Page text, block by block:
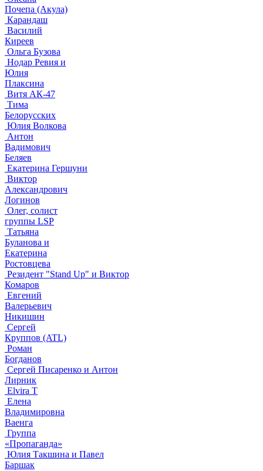
Почепа (Акула)
Карандаш
Василий
Киреев
Ольга Бузова
Нодар Ревия и
Юлия
Плаксина
Витя АК-47
Тима
Белорусских
Юлия Волкова
Антон
Вадимович
Беляев
Екатерина Гершуни
Виктор
Александрович
Логинов
Олег, солист
группы LSP
Татьяна
Буланова и
Екатерина
Ростовцева
Резидент "Stand Up" и Виктор
Комаров
Евгений
Валерьевич
Никишин
Сергей
Круппов (ATL)
Роман
Богданов
Сергей Писаренко и Антон
Лирник
Elvira T
Елена
Владимировна
Ваенга
Группа
«Пропаганда»
Юлия Такшина и Павел
Баршак